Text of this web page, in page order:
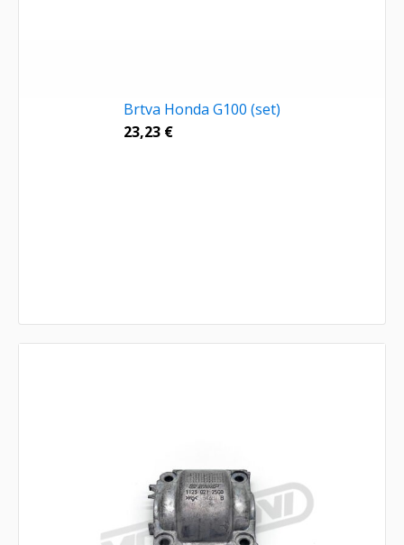
Brtva Honda G100 (set)
23,23 €